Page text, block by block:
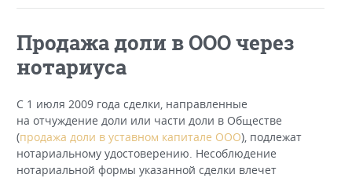
Продажа доли в ООО через
нотариуса
С 1 июля 2009 года сделки, направленные
на отчуждение доли или части доли в Обществе
(продажа доли в уставном капитале ООО), подлежат
нотариальному удостоверению. Несоблюдение
нотариальной формы указанной сделки влечет